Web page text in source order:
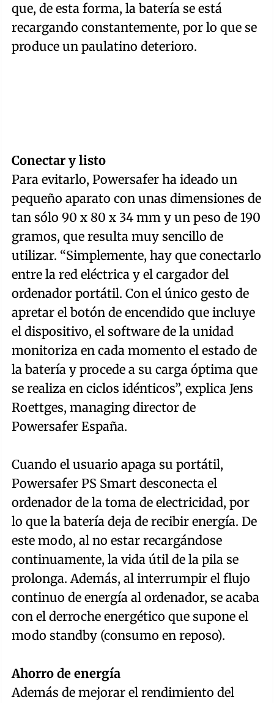
que, de esta forma, la batería se está
recargando constantemente, por lo que se
produce un paulatino deterioro.
Conectar y listo
Para evitarlo, Powersafer ha ideado un
pequeño aparato con unas dimensiones de
tan sólo 90 x 80 x 34 mm y un peso de 190
gramos, que resulta muy sencillo de
utilizar. “Simplemente, hay que conectarlo
entre la red eléctrica y el cargador del
ordenador portátil. Con el único gesto de
apretar el botón de encendido que incluye
el dispositivo, el software de la unidad
monitoriza en cada momento el estado de
la batería y procede a su carga óptima que
se realiza en ciclos idénticos”, explica Jens
Roettges, managing director de
Powersafer España.
Cuando el usuario apaga su portátil,
Powersafer PS Smart desconecta el
ordenador de la toma de electricidad, por
lo que la batería deja de recibir energía. De
este modo, al no estar recargándose
continuamente, la vida útil de la pila se
prolonga. Además, al interrumpir el flujo
continuo de energía al ordenador, se acaba
con el derroche energético que supone el
modo standby (consumo en reposo).
Ahorro de energía
Además de mejorar el rendimiento del